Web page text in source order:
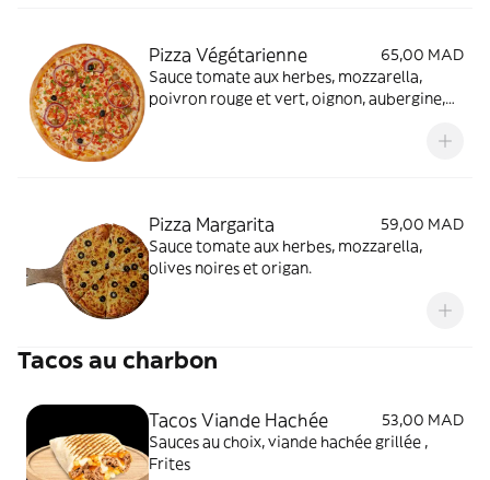
Pizza Végétarienne
65,00 MAD
Sauce tomate aux herbes, mozzarella,
poivron rouge et vert, oignon, aubergine,
Pizza Margarita
59,00 MAD
Sauce tomate aux herbes, mozzarella,
olives noires et origan.
Tacos au charbon
Tacos Viande Hachée
53,00 MAD
Sauces au choix, viande hachée grillée ,
Frites